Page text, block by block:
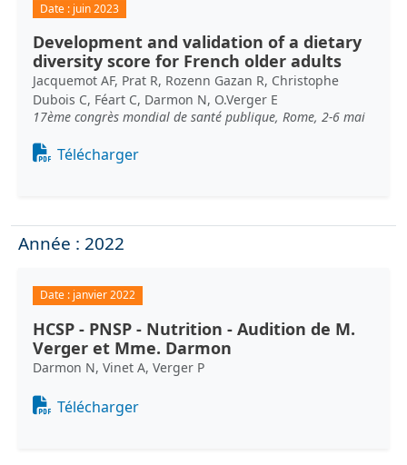
Date : juin 2023
Development and validation of a dietary
diversity score for French older adults
Jacquemot AF, Prat R, Rozenn Gazan R, Christophe
Dubois C, Féart C, Darmon N, O.Verger E
17ème congrès mondial de santé publique, Rome, 2-6 mai
Document
Télécharger
Année : 2022
Date : janvier 2022
HCSP - PNSP - Nutrition - Audition de M.
Verger et Mme. Darmon
Darmon N, Vinet A, Verger P
Document
Télécharger